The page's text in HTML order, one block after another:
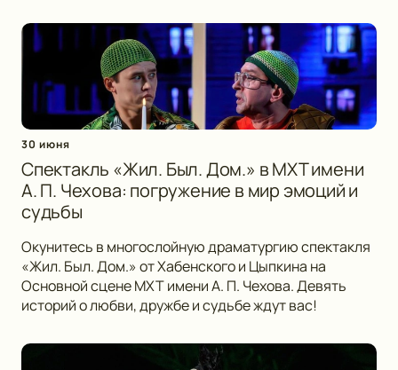
30 июня
Спектакль «Жил. Был. Дом.» в МХТ имени
А. П. Чехова: погружение в мир эмоций и
судьбы
Окунитесь в многослойную драматургию спектакля
«Жил. Был. Дом.» от Хабенского и Цыпкина на
Основной сцене МХТ имени А. П. Чехова. Девять
историй о любви, дружбе и судьбе ждут вас!